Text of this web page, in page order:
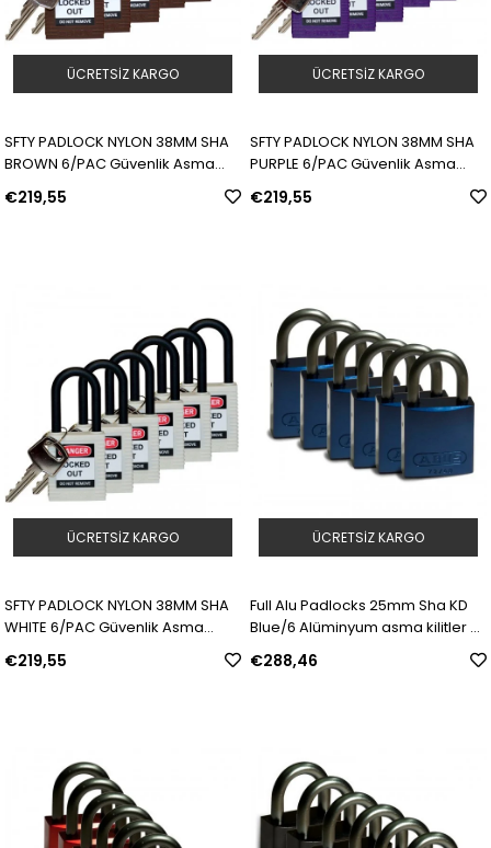
SFTY PADLOCK NYLON 38MM SHA
BROWN 6/PAC Güvenlik Asma
Kilitleri — Naylon Kanca | Model:
813639 | SKU: Y1101457
€219,55
ÜCRETSIZ KARGO
SFTY PADLOCK NYLON 38MM SHA
PURPLE 6/PAC Güvenlik Asma
Kilitleri — Naylon Kanca | Model:
813640 | SKU: Y1101461
€219,55
ÜCRETSIZ KARGO
SFTY PADLOCK NYLON 38MM SHA
WHITE 6/PAC Güvenlik Asma
Kilitleri — Naylon Kanca | Model:
813641 | SKU: Y1106402
€219,55
ÜCRETSIZ KARGO
Full Alu Padlocks 25mm Sha KD
Blue/6 Alüminyum asma kilitler —
Alüminyum Kanca | Model:
814065 | SKU: Y1608941
€288,46
ÜCRETSIZ KARGO